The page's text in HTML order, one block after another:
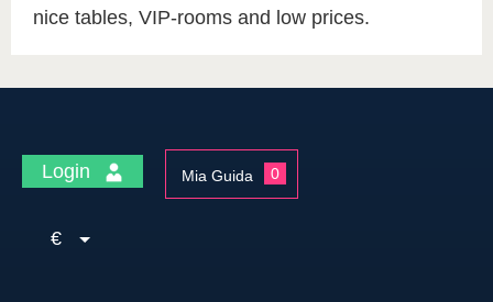
nice tables, VIP-rooms and low prices.
Login Mia Guida 0
€